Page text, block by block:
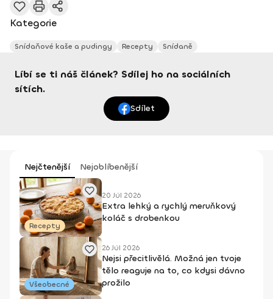
Kategorie
Snídaňové kaše a pudingy Recepty Snídaně
Líbí se ti náš článek? Sdílej ho na sociálních
sítích.
Sdílet
Nejčtenější Nejoblíbenější
Recepty
20 Júl 2026
Extra lehký a rychlý meruňkový
koláč s drobenkou
Všeobecné
26 Júl 2026
Nejsi přecitlivělá. Možná jen tvoje
tělo reaguje na to, co kdysi dávno
prožilo